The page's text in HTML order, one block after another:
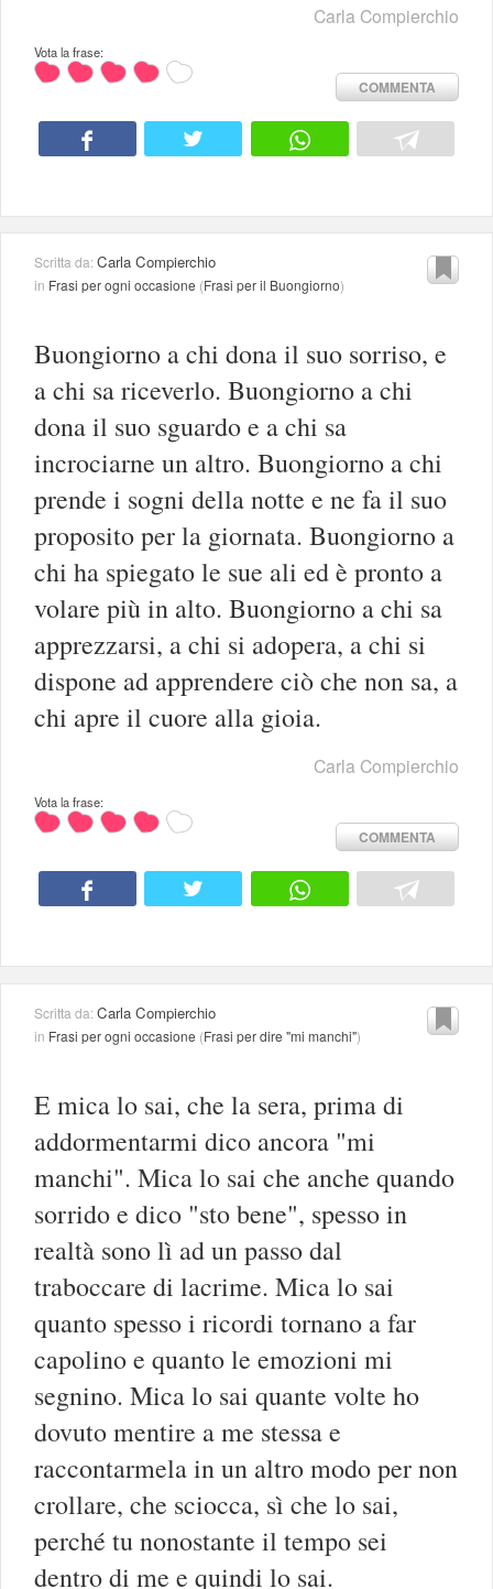
Carla Compierchio
Vota la frase:
COMMENTA
Scritta da:Carla Compierchio
in Frasi per ogni occasione (Frasi per il Buongiorno)
Buongiorno a chi dona il suo sorriso, e
a chi sa riceverlo. Buongiorno a chi
dona il suo sguardo e a chi sa
incrociarne un altro. Buongiorno a chi
prende i sogni della notte e ne fa il suo
proposito per la giornata. Buongiorno a
chi ha spiegato le sue ali ed è pronto a
volare più in alto. Buongiorno a chi sa
apprezzarsi, a chi si adopera, a chi si
dispone ad apprendere ciò che non sa, a
chi apre il cuore alla gioia.
Carla Compierchio
Vota la frase:
COMMENTA
Scritta da:Carla Compierchio
in Frasi per ogni occasione (Frasi per dire "mi manchi")
E mica lo sai, che la sera, prima di
addormentarmi dico ancora "mi
manchi". Mica lo sai che anche quando
sorrido e dico "sto bene", spesso in
realtà sono lì ad un passo dal
traboccare di lacrime. Mica lo sai
quanto spesso i ricordi tornano a far
capolino e quanto le emozioni mi
segnino. Mica lo sai quante volte ho
dovuto mentire a me stessa e
raccontarmela in un altro modo per non
crollare, che sciocca, sì che lo sai,
perché tu nonostante il tempo sei
dentro di me e quindi lo sai.